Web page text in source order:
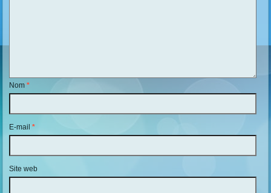
Nom*
E-mail*
Site web